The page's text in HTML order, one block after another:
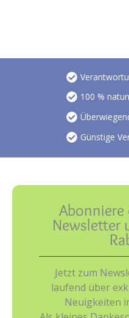
100 %
Günstige
Abonniere
Newsletter
Jetzt zum
laufend über
Neuigkeiten